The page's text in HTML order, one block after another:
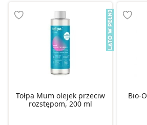
Tołpa Mum olejek przeciw
rozstępom, 200 ml
Bio-